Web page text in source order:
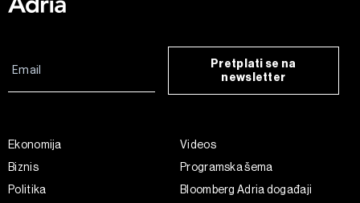
Pretplati se na
newsletter
Ekonomija
Biznis
Politika
Videos
Programska šema
Bloomberg Adria događaji